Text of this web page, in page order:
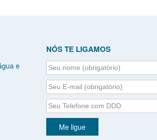
e
NÓS TE LIGAMOS